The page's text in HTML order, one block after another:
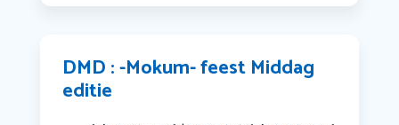
DMD : -Mokum- feest Middag
editie